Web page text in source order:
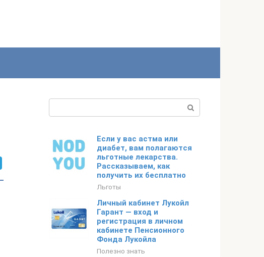
Если у вас астма или
диабет, вам полагаются
льготные лекарства.
Рассказываем, как
получить их бесплатно
Льготы
Личный кабинет Лукойл
Гарант — вход и
регистрация в личном
кабинете Пенсионного
Фонда Лукойла
Полезно знать